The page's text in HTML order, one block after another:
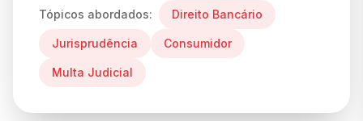
Tópicos abordados: Direito Bancário
Jurisprudência Consumidor
Multa Judicial